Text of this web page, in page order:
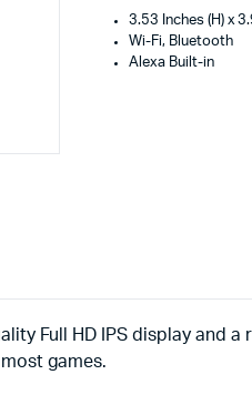
3.53 Inches (H) x
Wi-Fi, Bluetooth
Alexa Built-in
Full HD IPS display and
games.